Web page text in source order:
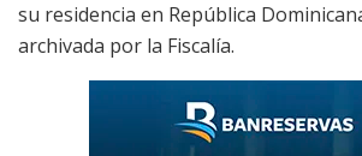
su residencia en República
archivada por la Fiscalía.